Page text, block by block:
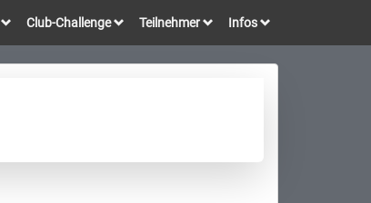
Club-Challenge Teilnehmer Infos